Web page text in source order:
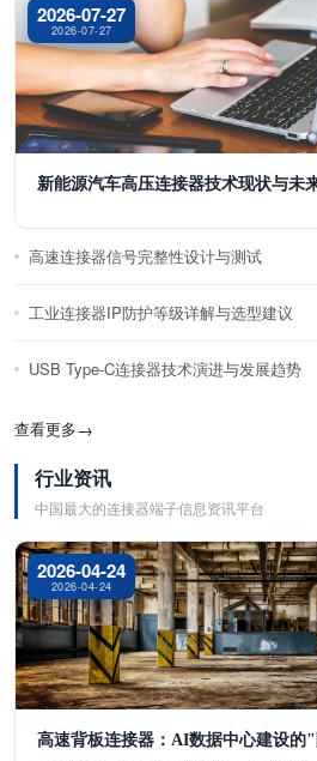
2026-07-27
2026-07-27
新能源汽车高压连接器技术现状与未
高速连接器信号完整性设计与测试
工业连接器IP防护等级详解与选型建议
USB Type-C连接器技术演进与发展趋势
查看更多→
行业资讯
中国最大的连接器端子信息资讯平台
2026-04-24
2026-04-24
高速背板连接器：AI数据中心建设的